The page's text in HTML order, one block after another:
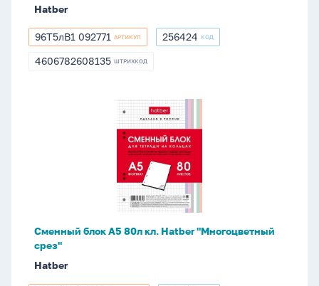
запеч.тит.лист
Hatber
96Т5лВ1
092771
96Т5лВ1 092771 АРТИКУЛ 256424
256424 КОД
4606782608135
4606782608135 ШТРИХКОД
"Многоцветный
Сменный блок А5 80л кл. Hatber "Многоцветный
срез"
Hatber